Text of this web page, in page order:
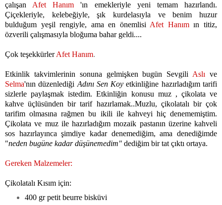
çalışan Afet Hanım'ın emekleriyle yeni temam hazırlandı.
Çiçekleriyle, kelebeğiyle, şık kurdelasıyla ve benim huzur
bulduğum yeşil rengiyle, ama en önemlisi Afet Hanımın titiz,
özverili çalışmasıyla bloğuma bahar geldi....
Çok teşekkürlerAfet Hanım.
Etkinlik takvimlerinin sonuna gelmişken bugün Sevgili Aslı ve
Selma'nın düzenlediği Adını Sen Koy etkinliğine hazırladığım tarifi
sizlerle paylaşmak istedim. Etkinliğin konusu muz , çikolata ve
kahve üçlüsünden bir tarif hazırlamak..Muzlu, çikolatalı bir çok
tarifim olmasına rağmen bu ikili ile kahveyi hiç denememiştim.
Çikolata ve muz ile hazırladığım mozaik pastanın üzerine kahveli
sos hazırlayınca şimdiye kadar denemediğim, ama denediğimde
"neden bugüne kadar düşünemedim" dediğim bir tat çıktı ortaya.
Gereken Malzemeler:
Çikolatalı Kısım için:
400 gr petit beurre bisküvi